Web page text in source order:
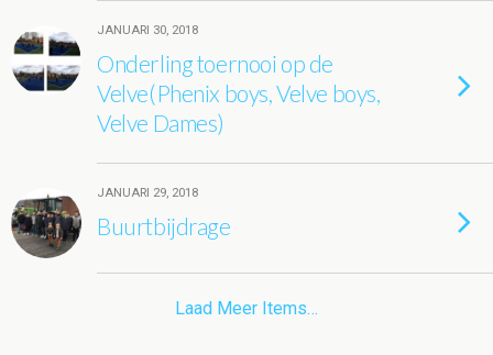
JANUARI 30, 2018
Onderling toernooi op de
Velve(Phenix boys, Velve boys,
Velve Dames)
JANUARI 29, 2018
Buurtbijdrage
Laad Meer Items…